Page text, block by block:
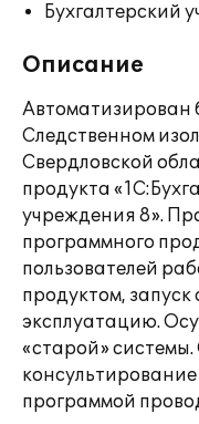
Бухгалтерский
Описание
Автоматизирован
Следственном
Свердловской
продукта
учреждения 8».
программного
пользователей
продуктом,
эксплуатацию.
«старой»
консультирование
программой